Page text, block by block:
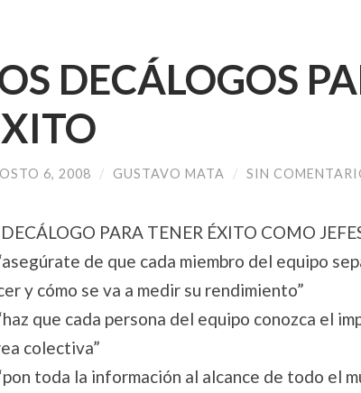
DECÁLOGOS
6, 2008 / GUSTAVO MATA / SIN
DECÁLOGO PARA TENER ÉXITO COMO
de que cada miembro del equipo
y cómo se va a medir su rendimiento”
que cada persona del equipo conozca el
colectiva”
toda la información al alcance de todo el